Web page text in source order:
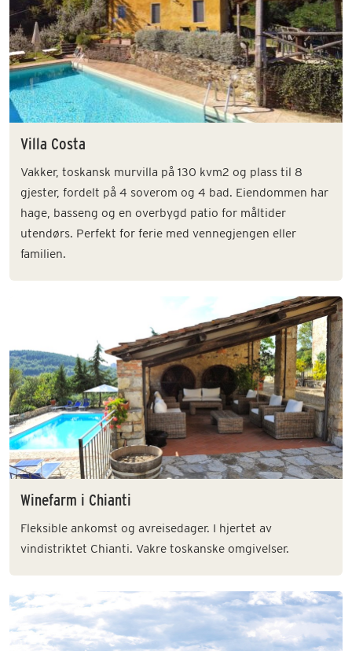
Villa Costa
Vakker, toskansk murvilla på 130 kvm2 og plass til 8
gjester, fordelt på 4 soverom og 4 bad. Eiendommen har
hage, basseng og en overbygd patio for måltider
utendørs. Perfekt for ferie med vennegjengen eller
familien.
Winefarm i Chianti
Fleksible ankomst og avreisedager. I hjertet av
vindistriktet Chianti. Vakre toskanske omgivelser.